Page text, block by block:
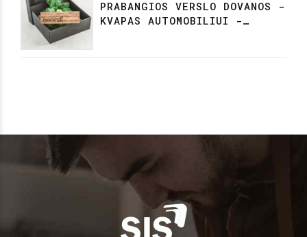
PRABANGIOS VERSLO DOVANOS -
KVAPAS AUTOMOBILIUI -